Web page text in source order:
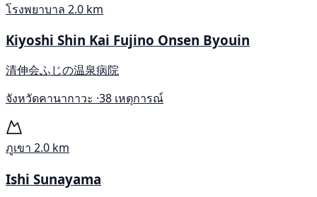
โรงพยาบาล 2.0 km
Kiyoshi Shin Kai Fujino Onsen Byouin
清伸会ふじの温泉病院
จังหวัดคานากาวะ ·38 เหตุการณ์
ภูเขา 2.0 km
Ishi Sunayama